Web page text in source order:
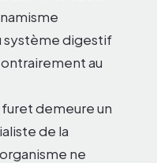
système digestif
au
demeure un
de la
ne